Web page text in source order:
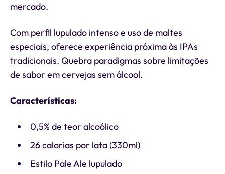
mercado.
Com perfil lupulado intenso e uso de maltes
especiais, oferece experiência próxima às IPAs
tradicionais. Quebra paradigmas sobre limitações
de sabor em cervejas sem álcool.
Características:
0,5% de teor alcoólico
26 calorias por lata (330ml)
Estilo Pale Ale lupulado